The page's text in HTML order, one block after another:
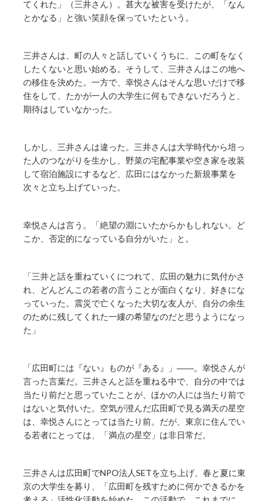
てくれた」（三井さん）。甚大な被害を受けたが、「なん
とかなる」と強い笑顔を保っていたという。
三井さんは、町の人々と話していくうちに、この町をなく
したくないと思い始める。そうして、三井さんはこの地へ
の移住を決めた。一方で、幸悦さんはそんな思いだけで移
住をして、たかが一人の大学生に何もできないだろうと、
期待はしていなかった。
しかし、三井さんは違った。三井さんは大学時代から培っ
た人のつながりを生かし、野菜の宅配事業や空き家を改装
して宿泊施設にするなど、広田にはなかった新規事業を
次々と立ち上げていった。
幸悦さんは言う。「絶望の淵にいたからかもしれない。ど
こか、否定的になっている自分がいた」と。
「三井と話を重ねていくにつれて、広田の魅力に気付かさ
れ、どんどんこの若者の言うことが面白くなり、好きにな
っていった。震災で亡くなった大切な友人が、自分の余生
のために残してくれた一縷の希望なのだと思うようになっ
た」
「広田町には『ない』ものが『ある』」――。幸悦さんが
言った言葉だ。三井さんと話を重ねる中で、自分の中では
当たり前だと思っていたことが、ほかの人には当たり前で
はないと気付いた。空気が澄んだ広田町で見る満天の星空
は、幸悦さんにとっては当たり前。だが、東京に住んでい
る若者にとっては、「満点の星空」は非日常だ。
三井さんは広田町でNPO法人SETを立ち上げ、春と夏に東
京の大学生を募り、「広田町を残すために何かできるかを